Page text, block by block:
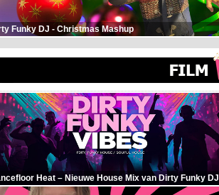
Funky DJ - Christmas Mashup
Heat – Nieuwe House Mix van Dirty Funky DJ